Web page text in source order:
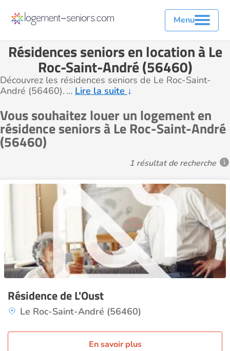
Menu
Résidences seniors en location à Le
Roc-Saint-André (56460)
Découvrez les résidences seniors de Le Roc-Saint-
André (56460). … Lire la suite ↓
Vous souhaitez louer un logement en
résidence seniors à Le Roc-Saint-André
(56460)
1 résultat de recherche
Résidence de L'Oust
Le Roc-Saint-André (56460)
En savoir plus